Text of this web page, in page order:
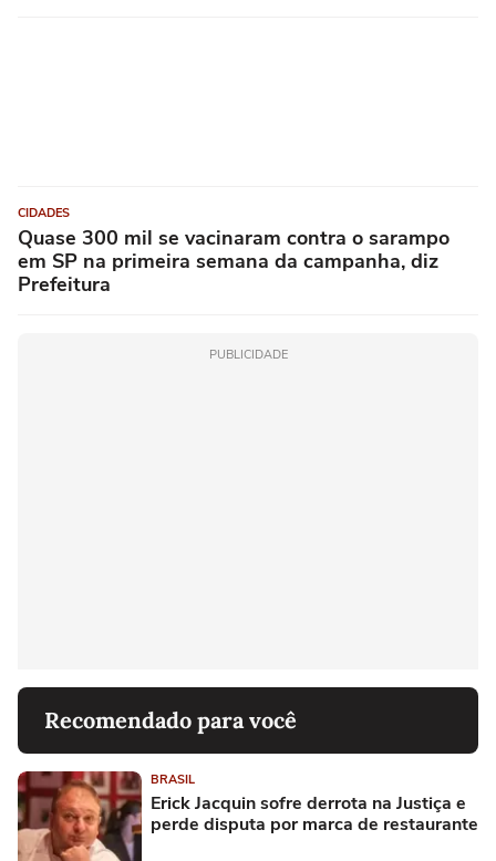
CIDADES
Quase 300 mil se vacinaram contra o sarampo
em SP na primeira semana da campanha, diz
Prefeitura
PUBLICIDADE
Recomendado para você
BRASIL
Erick Jacquin sofre derrota na Justiça e
perde disputa por marca de restaurante